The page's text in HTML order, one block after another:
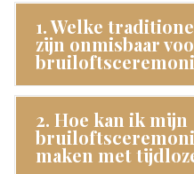
1. Welke
zijn onmisbaar
2. Hoe kan ik mijn
maken met